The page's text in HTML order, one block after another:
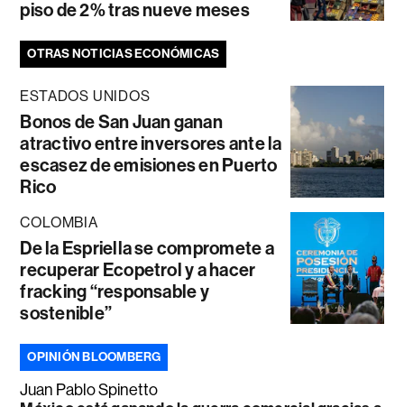
piso de 2% tras nueve meses
OTRAS NOTICIAS ECONÓMICAS
ESTADOS UNIDOS
Bonos de San Juan ganan
atractivo entre inversores ante la
escasez de emisiones en Puerto
Rico
COLOMBIA
De la Espriella se compromete a
recuperar Ecopetrol y a hacer
fracking “responsable y
sostenible”
OPINIÓN BLOOMBERG
Juan Pablo Spinetto